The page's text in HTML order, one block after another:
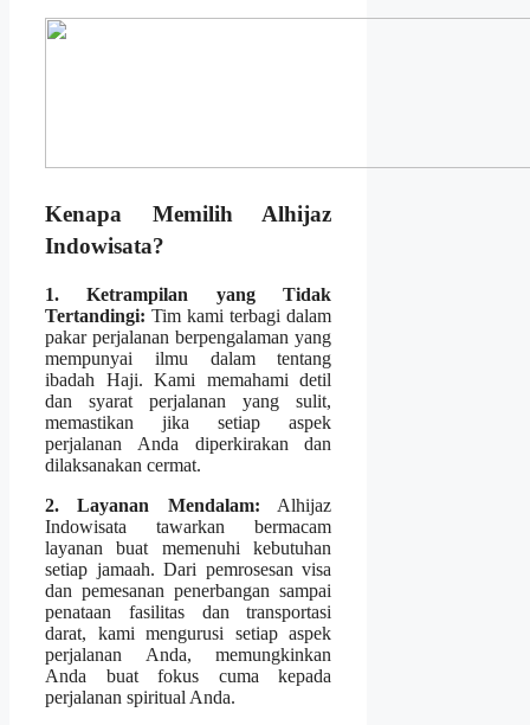
Kenapa Memilih Alhijaz
Indowisata?
1. Ketrampilan yang Tidak
Tertandingi: Tim kami terbagi dalam
pakar perjalanan berpengalaman yang
mempunyai ilmu dalam tentang
ibadah Haji. Kami memahami detil
dan syarat perjalanan yang sulit,
memastikan jika setiap aspek
perjalanan Anda diperkirakan dan
dilaksanakan cermat.
2. Layanan Mendalam: Alhijaz
Indowisata tawarkan bermacam
layanan buat memenuhi kebutuhan
setiap jamaah. Dari pemrosesan visa
dan pemesanan penerbangan sampai
penataan fasilitas dan transportasi
darat, kami mengurusi setiap aspek
perjalanan Anda, memungkinkan
Anda buat fokus cuma kepada
perjalanan spiritual Anda.